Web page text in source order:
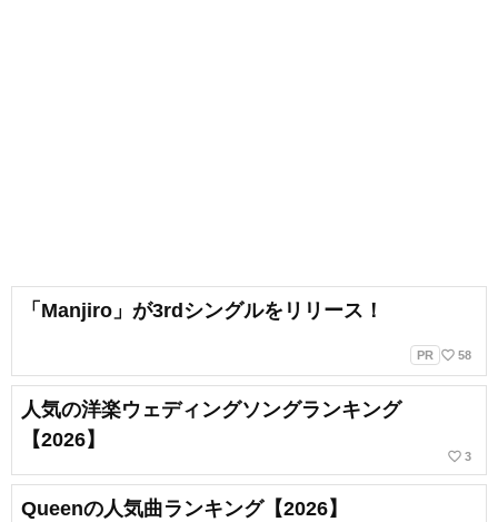
「Manjiro」が3rdシングルをリリース！
PR favorite_border 58
人気の洋楽ウェディングソングランキング
【2026】
favorite_border 3
Queenの人気曲ランキング【2026】